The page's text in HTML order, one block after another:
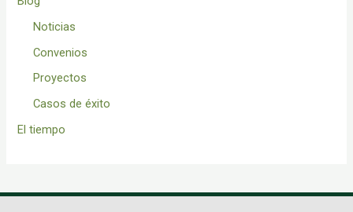
Noticias
Convenios
Proyectos
Casos de éxito
El tiempo